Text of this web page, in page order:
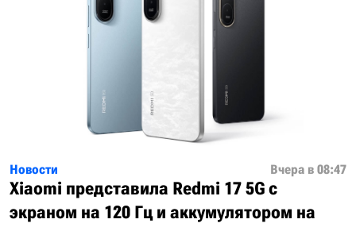
Новости Вчера в 08:47
Xiaomi представила Redmi 17 5G с
экраном на 120 Гц и аккумулятором на